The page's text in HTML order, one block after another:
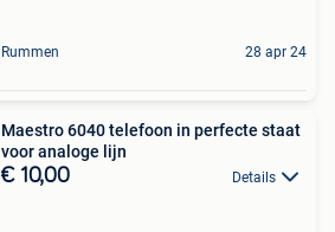
Rummen 28 apr 24
Maestro 6040 telefoon in perfecte staat
voor analoge lijn
€ 10,00 Details